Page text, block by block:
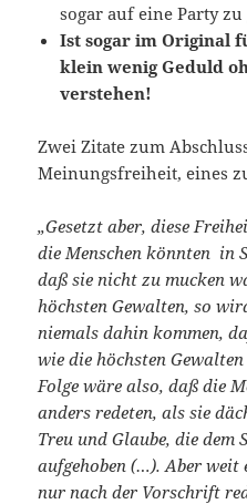
sogar auf eine Party
Ist sogar im Original
klein wenig Geduld
verstehen!
Zwei Zitate zum
Meinungsfreiheit, eines
„Gesetzt aber, diese
die Menschen könnten in
daß sie nicht zu mucken
höchsten Gewalten, so
niemals dahin kommen,
wie die höchsten
Folge wäre also, daß die
anders redeten, als sie
Treu und Glaube, die dem
aufgehoben (…). Aber
nur nach der Vorschrift